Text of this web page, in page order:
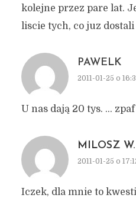
kolejne przez pare lat.
liscie tych, co juz dostali
PAWELK
2011-01-25 o
U nas dają 20 tys. …
MILOSZ W.
2011-01-25 o
Iczek, dla mnie to